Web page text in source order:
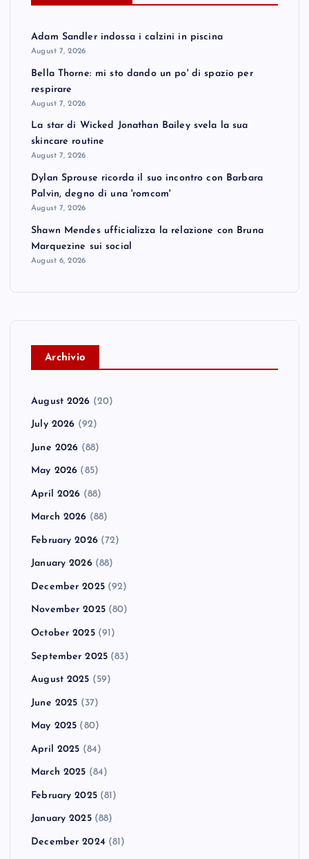
Adam Sandler indossa i calzini in piscina
August 7, 2026
Bella Thorne: mi sto dando un po' di spazio per
respirare
August 7, 2026
La star di Wicked Jonathan Bailey svela la sua
skincare routine
August 7, 2026
Dylan Sprouse ricorda il suo incontro con Barbara
Palvin, degno di una 'romcom'
August 7, 2026
Shawn Mendes ufficializza la relazione con Bruna
Marquezine sui social
August 6, 2026
Archivio
August 2026 (20)
July 2026 (92)
June 2026 (88)
May 2026 (85)
April 2026 (88)
March 2026 (88)
February 2026(72)
January 2026(88)
December 2025(92)
November 2025(80)
October 2025(91)
September 2025 (83)
August 2025 (59)
June 2025 (37)
May 2025 (80)
April 2025 (84)
March 2025 (84)
February 2025(81)
January 2025(88)
December 2024 (81)